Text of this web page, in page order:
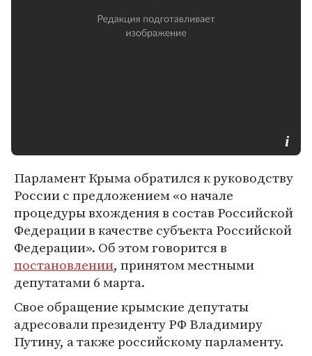
Парламент Крыма обратился к руководству
России с предложением «о начале
процедуры вхождения в состав Российской
Федерации в качестве субъекта Российской
Федерации». Об этом говорится в
постановлении, принятом местными
депутатами 6 марта.
Свое обращение крымские депутаты
адресовали президенту РФ Владимиру
Путину, а также российскому парламенту.